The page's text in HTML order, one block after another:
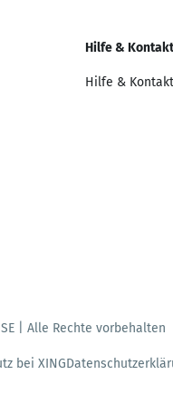
Hilfe & Kontakt
Hilfe & Kontakt
| Alle Rechte vorbehalten
bei XING